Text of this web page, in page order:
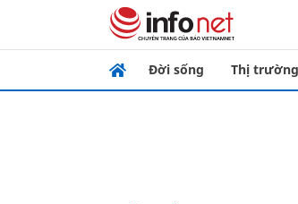
Đời sống Thị trường